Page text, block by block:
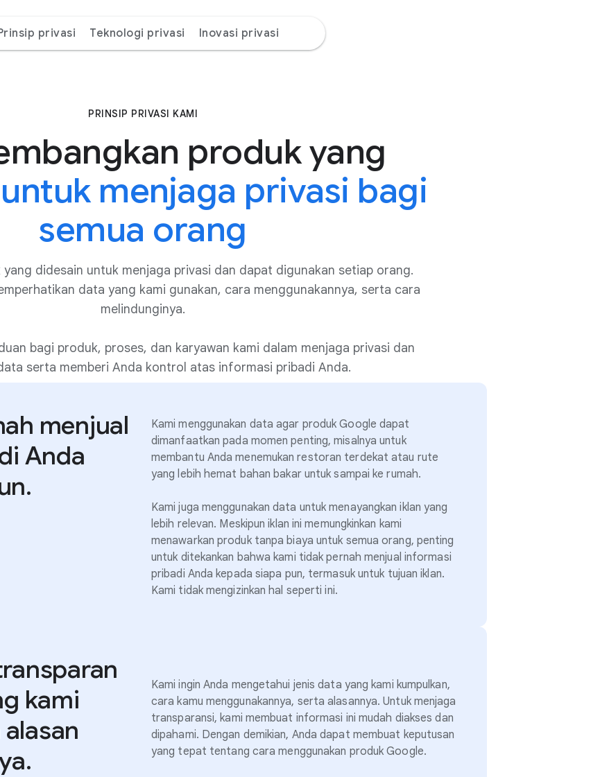
privasi Teknologi privasi Inovasi privasi
PRINSIP PRIVASI KAMI
produk yang
menjaga privasi bagi
semua orang
yang didesain untuk menjaga privasi dan dapat digunakan setiap orang.
data yang kami gunakan, cara menggunakannya, serta cara
melindunginya.
bagi produk, proses, dan karyawan kami dalam menjaga privasi dan
serta memberi Anda kontrol atas informasi pribadi Anda.
menjual
Anda
Kami menggunakan data agar produk Google dapat
dimanfaatkan pada momen penting, misalnya untuk
membantu Anda menemukan restoran terdekat atau rute
yang lebih hemat bahan bakar untuk sampai ke rumah.
Kami juga menggunakan data untuk menayangkan iklan yang
lebih relevan. Meskipun iklan ini memungkinkan kami
menawarkan produk tanpa biaya untuk semua orang, penting
untuk ditekankan bahwa kami tidak pernah menjual informasi
pribadi Anda kepada siapa pun, termasuk untuk tujuan iklan.
Kami tidak mengizinkan hal seperti ini.
kami
Kami ingin Anda mengetahui jenis data yang kami kumpulkan,
cara kamu menggunakannya, serta alasannya. Untuk menjaga
transparansi, kami membuat informasi ini mudah diakses dan
dipahami. Dengan demikian, Anda dapat membuat keputusan
yang tepat tentang cara menggunakan produk Google.